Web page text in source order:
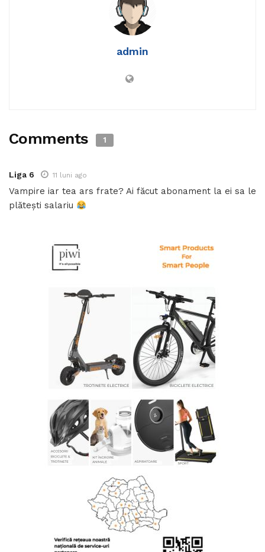
admin
Comments 1
Liga 6 11 luni ago
Vampire iar tea ars frate? Ai făcut abonament la ei sa le
plătești salariu